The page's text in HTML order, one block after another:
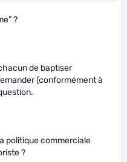
?
de baptiser
(conformément à
politique commerciale
?